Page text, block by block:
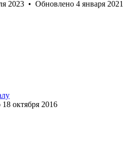
2023 • Обновлено 4 января 2021
18 октября 2016